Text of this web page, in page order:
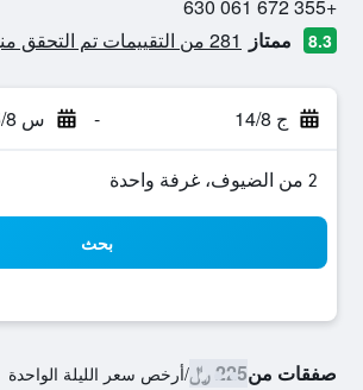
+355 672 061 630
8.3 ممتاز 281 من التقييمات تم التحقق منها
ج 14/8 - س 15/8
2 من الضيوف، غرفة واحدة
بحث
صفقات من225 ﷼ /أرخص سعر الليلة الواحدة